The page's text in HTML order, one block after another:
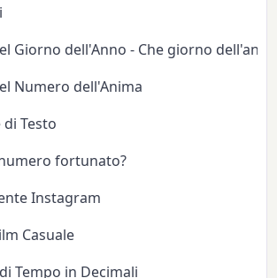
Giorno dell'Anno - Che giorno
Numero dell'Anima
Testo
fortunato?
Instagram
Casuale
Tempo in Decimali